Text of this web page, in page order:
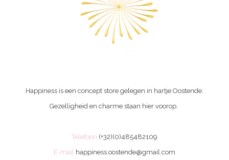
Happiness is een concept store gelegen in hartje Oostende.
Gezelligheid en charme staan hier voorop.
Telefoon (+32)(0)485482109
E-mail happiness.oostende@gmail.com